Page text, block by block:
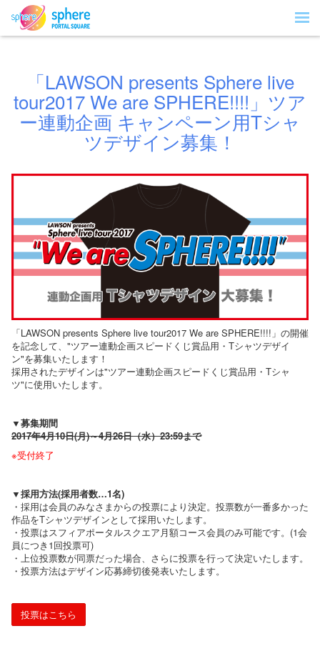
「LAWSON presents Sphere live
tour2017 We are SPHERE!!!!」ツア
ー連動企画 キャンペーン用Tシャ
ツデザイン募集！
「LAWSON presents Sphere live tour2017 We are SPHERE!!!!」の開催
を記念して、"ツアー連動企画スピードくじ賞品用・Tシャツデザイ
ン"を募集いたします！
採用されたデザインは"ツアー連動企画スピードくじ賞品用・Tシャ
ツ"に使用いたします。
▼募集期間
2017年4月10日(月)～4月26日（水）23:59まで
※受付終了
▼採用方法(採用者数…1名)
・採用は会員のみなさまからの投票により決定。投票数が一番多かった
作品をTシャツデザインとして採用いたします。
・投票はスフィアポータルスクエア月額コース会員のみ可能です。(1会
員につき1回投票可)
・上位投票数が同票だった場合、さらに投票を行って決定いたします。
・投票方法はデザイン応募締切後発表いたします。
投票はこちら